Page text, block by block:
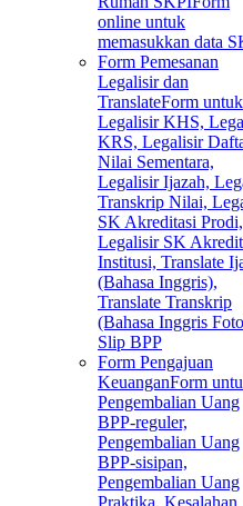
online untuk
memasukkan data
Form Pemesanan
Legalisir dan
TranslateForm untuk
Legalisir KHS,
KRS, Legalisir
Nilai Sementara,
Legalisir Ijazah,
Transkrip Nilai,
SK Akreditasi Prodi,
Legalisir SK
Institusi, Translate
(Bahasa Inggris),
Translate Transkrip
(Bahasa Inggris
Slip BPP
Form Pengajuan
KeuanganForm
Pengembalian Uang
BPP-reguler,
Pengembalian Uang
BPP-sisipan,
Pengembalian Uang
Praktika, Kesalahan